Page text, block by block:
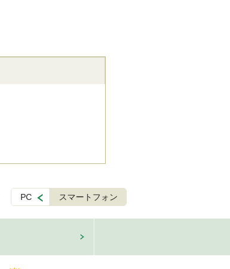
PC スマートフォン